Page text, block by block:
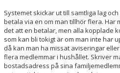
Systemet skickar ut till samtliga lag
betala via en om man tillhör flera. Har
det att en betalar, men alla kopplade
som kan bli tokigt är om man inte har
då kan man ha missat aviseringar
flera medlemmar i hushållet. Skriver
bostadsadress på sina